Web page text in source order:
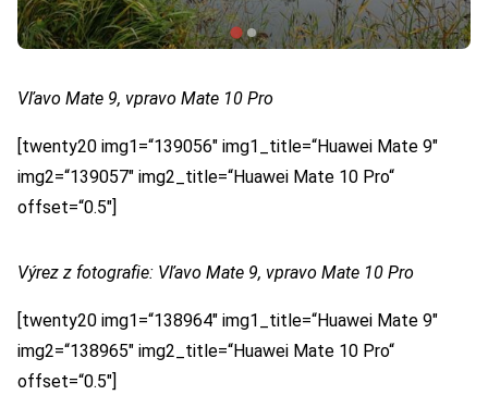
Vľavo Mate 9, vpravo Mate 10 Pro
[twenty20 img1=“139056″ img1_title=“Huawei Mate 9″
img2=“139057″ img2_title=“Huawei Mate 10 Pro“
offset=“0.5″]
Výrez z fotografie: Vľavo Mate 9, vpravo Mate 10 Pro
[twenty20 img1=“138964″ img1_title=“Huawei Mate 9″
img2=“138965″ img2_title=“Huawei Mate 10 Pro“
offset=“0.5″]